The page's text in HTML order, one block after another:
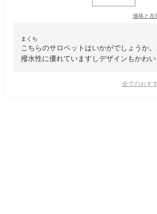
価格と在
まくち
こちらのサロペットはいかがでしょうか
撥水性に優れていますしデザインもかわい
全てのおす